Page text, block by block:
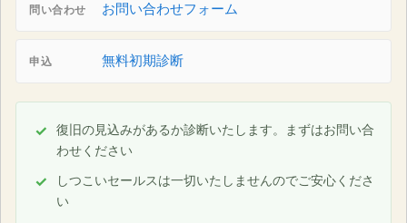
問い合わせ お問い合わせフォーム
申込 無料初期診断
復旧の見込みがあるか診断いたします。まずはお問い合
わせください
しつこいセールスは一切いたしませんのでご安心くださ
い